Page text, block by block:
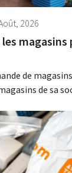
2026
magasins
de
de sa